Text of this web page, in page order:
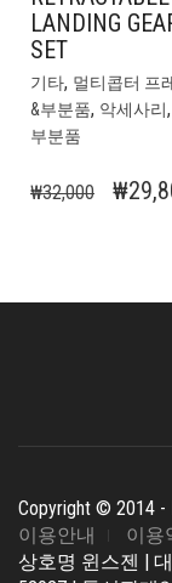
LANDING
SET
기타, 멀티콥터 프
&부분품, 악세사리,
부분품
₩32,000
원
₩
Copyright © 2014 -
이용안내
이용
상호명 윈스젠 |